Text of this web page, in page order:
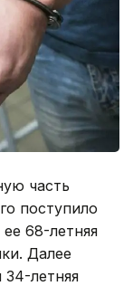
часть
поступило
68-летняя
Далее
34-летняя